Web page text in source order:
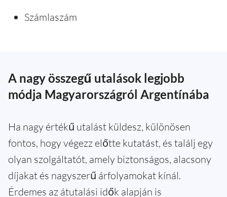
Számlaszám
A nagy összegű utalások legjobb
módja Magyarországról Argentínába
Ha nagy értékű utalást küldesz, különösen
fontos, hogy végezz előtte kutatást, és találj egy
olyan szolgáltatót, amely biztonságos, alacsony
díjakat és nagyszerű árfolyamokat kínál.
Érdemes az átutalási idők alapján is